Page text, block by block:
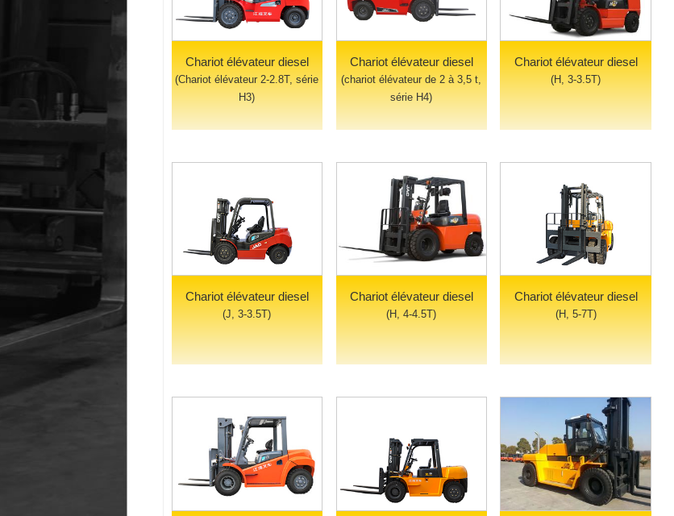
Chariot élévateur diesel
(Chariot élévateur 2-2.8T, série
H3)
Chariot élévateur diesel
(chariot élévateur de 2 à 3,5 t,
série H4)
Chariot élévateur diesel
(H, 3-3.5T)
Chariot élévateur diesel
(J, 3-3.5T)
Chariot élévateur diesel
(H, 4-4.5T)
Chariot élévateur diesel
(H, 5-7T)